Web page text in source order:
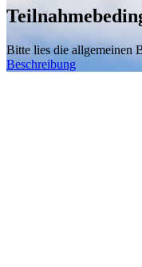
Bitte lies die allgemeinen
Beschreibung